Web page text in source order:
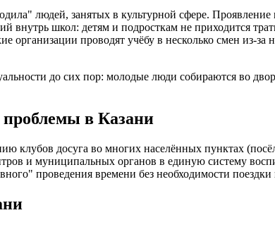
людей, занятых в культурной сфере.
внутрь школ: детям и подросткам не приходится
организации проводят учёбу в несколько смен из-
до сих пор: молодые люди собираются во
в Казани
клубов досуга во многих населённых пунктах
и муниципальных органов в единую систему
проведения времени без необходимости